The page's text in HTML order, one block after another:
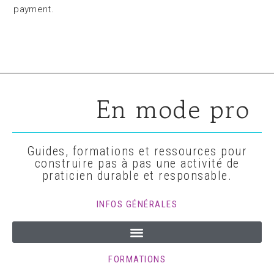
payment.
En mode pro
Guides, formations et ressources pour
construire pas à pas une activité de
praticien durable et responsable.
INFOS GÉNÉRALES
FORMATIONS